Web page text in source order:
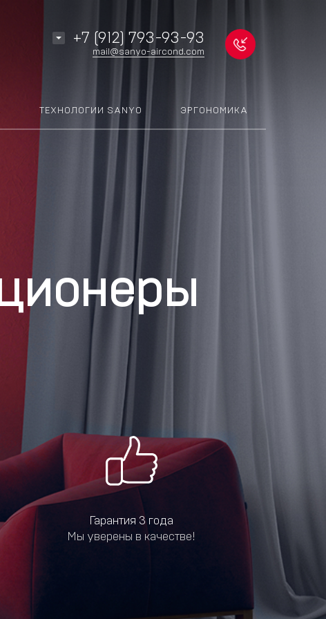
+7 (912) 793-93-93
mail@sanyo-aircond.com
ТЕХНОЛОГИИ SANYO ЭРГОНОМИКА
Гарантия 3 года
Мы уверены в качестве!